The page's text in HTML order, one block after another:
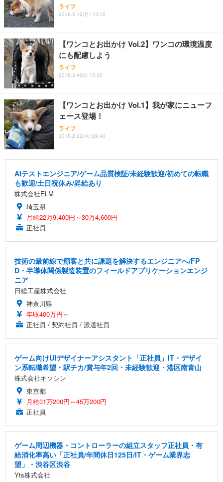
ライフ
2018.3.12(月) 15:12
【ワンコとお出かけ Vol.2】ワンコの環境温度
にも配慮しよう
ライフ
2018.3.4(日) 15:33
【ワンコとお出かけ Vol.1】我が家にニューフ
ェース登場！
ライフ
2018.2.22(木) 22:40
AIテストエンジニア/ゲーム品質検証/未経験歓迎/初めての転職
も歓迎/土日祝休み/昇給あり
株式会社ELM
埼玉県
月給22万9,400円～30万4,600円
正社員
技術の最前線で顧客と共に課題を解決するエンジニアへ/FP
D・半導体関係製造装置のフィールドアプリケーションエンジ
ニア
日総工産株式会社
神奈川県
年収400万円～
正社員 / 契約社員 / 派遣社員
ゲーム向けUIデザイナーアシスタント「正社員」IT・デザイ
ン系転職希望・駅チカ/賞与年2回・未経験歓迎・港区南青山
株式会社キソシン
東京都
月給31万200円～45万200円
正社員
ゲーム周辺機器・コントローラーの組立スタッフ正社員・有
給消化率高い「正社員/年間休日125日/IT・ゲーム業界志
望」・渋谷区渋谷
Yts株式会社